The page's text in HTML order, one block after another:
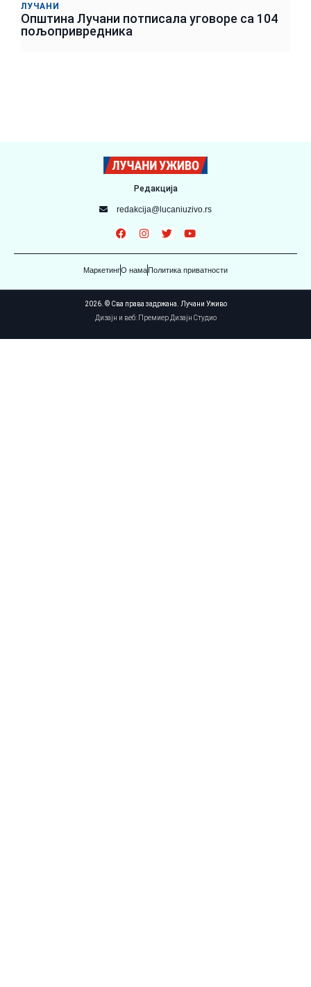
ЛУЧАНИ
Општина Лучани потписала уговоре са 104
пољопривредника
Редакција
redakcija@lucaniuzivo.rs
МаркетингО нама Политика приватности
2026. © Сва права задржана. Лучани Уживо
Дизајн и веб: Премиер Дизајн Студио